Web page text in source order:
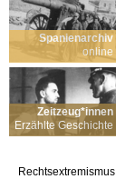
Spanienarchiv
online
Zeitzeug*innen
Erzählte Geschichte
Rechtsextremismus